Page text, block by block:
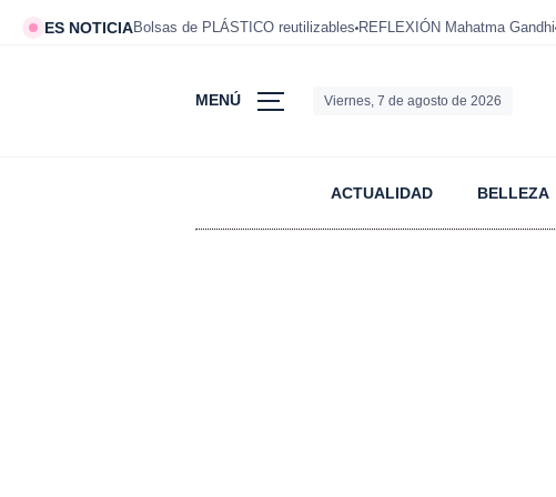
ES NOTICIABolsas de PLÁSTICO reutilizables REFLEXIÓN Mahatma Gandhi
MENÚ Viernes, 7 de agosto de 2026
ACTUALIDAD BELLEZA